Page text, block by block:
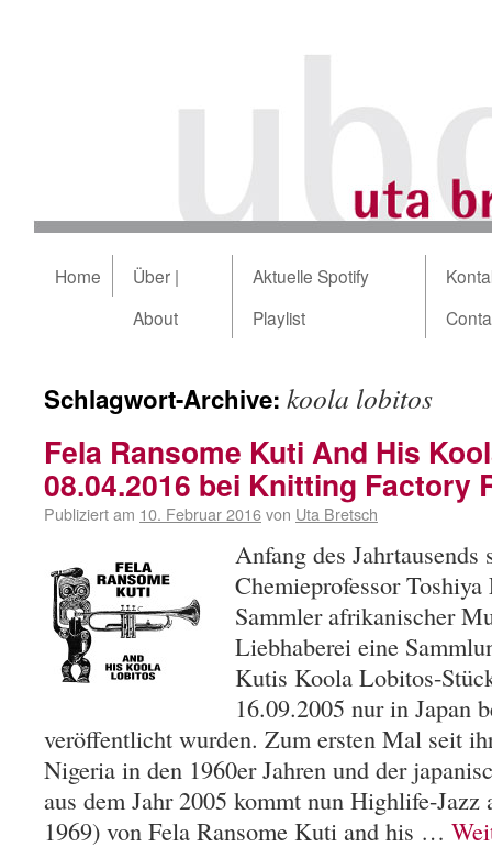
Home
Über |
About
Aktuelle Spotify
Playlist
Schlagwort-Archive: koola lobitos
Fela Ransome Kuti And His
08.04.2016 bei Knitting Factory
Publiziert am 10. Februar 2016von Uta Bretsch
Anfang des Jahrtausends
Chemieprofessor
Sammler afrikanischer
Liebhaberei eine
Kutis Koola Lobitos-
16.09.2005 nur in Japan
veröffentlicht wurden. Zum ersten Mal seit
Nigeria in den 1960er Jahren und der
aus dem Jahr 2005 kommt nun Highlife-
1969) von Fela Ransome Kuti and his …